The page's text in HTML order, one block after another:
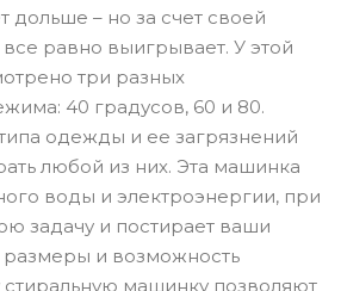
дольше – но за счет своей
равно выигрывает. У этой
три разных
40 градусов, 60 и 80.
одежды и ее загрязнений
любой из них. Эта машинка
воды и электроэнергии, при
задачу и постирает ваши
и возможность
стиральную машинку позволяют